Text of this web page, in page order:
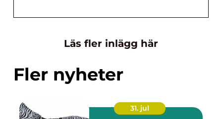
Läs fler inlägg här
Fler nyheter
31. jul